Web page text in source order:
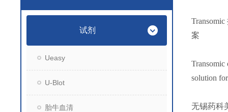
试剂
Ueasy
U-Blot
胎牛血清
案
Transomic
solution
无锡药科